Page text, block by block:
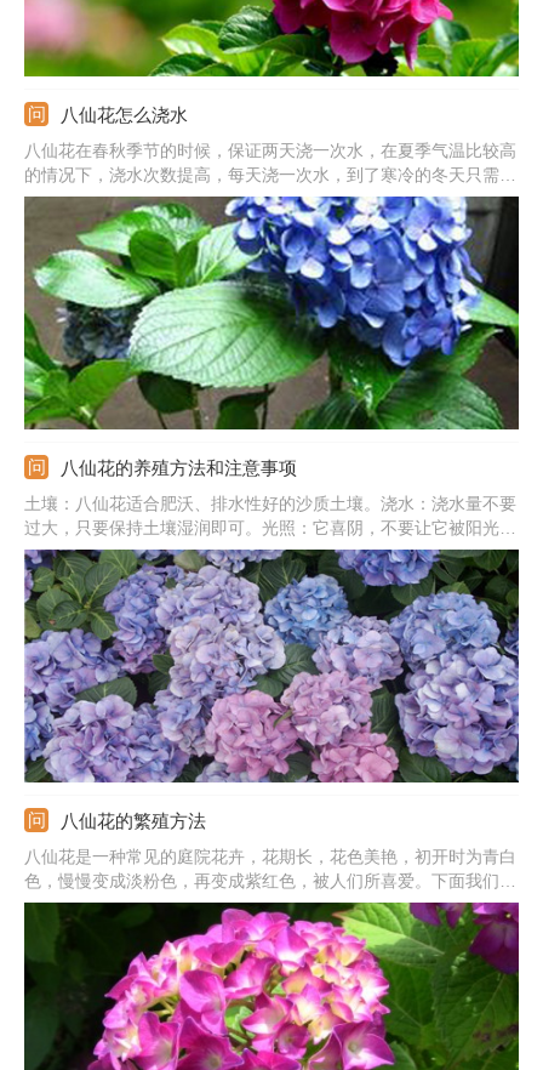
八仙花怎么浇水
八仙花在春秋季节的时候，保证两天浇一次水，在夏季气温比较高
的情况下，浇水次数提高，每天浇一次水，到了寒冷的冬天只需要
保持土壤中的水分就可以了。每次浇的水量一定要适量，不能过多
否则会导致烂根，同时注意不能让它接触强烈光照。
八仙花的养殖方法和注意事项
土壤：八仙花适合肥沃、排水性好的沙质土壤。浇水：浇水量不要
过大，只要保持土壤湿润即可。光照：它喜阴，不要让它被阳光直
射。施肥：生长旺期间隔半月施一次稀薄饼肥，孕蕾时适当追肥1-
2次。另外要防治病虫害，冬季要加强养护。
八仙花的繁殖方法
八仙花是一种常见的庭院花卉，花期长，花色美艳，初开时为青白
色，慢慢变成淡粉色，再变成紫红色，被人们所喜爱。下面我们来
探讨一下八仙花的繁殖方法。